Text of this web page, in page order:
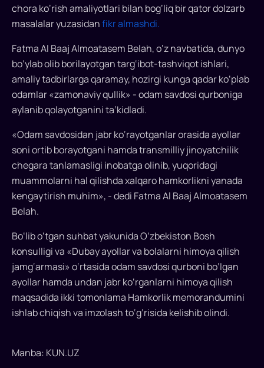
va
Dubay
odam
savdosi
qurboni
bo‘lgan
ayollar
himoyasi
bo‘yicha
memorandum
imzolaydi
O‘zbekiston
Bosh
konsulligi
diplomatlari
«Dubay
ayollar
himoya
qilish
chora ko‘rish amaliyotlari bilan bog‘liq bir qator dolzarb
masalalar yuzasidanfikr almashdi.
Fatma Al Baaj Almoatasem Belah, o‘z navbatida, dunyo
bo‘ylab olib borilayotgan targ‘ibot-tashviqot ishlari,
amaliy tadbirlarga qaramay, hozirgi kunga qadar ko‘plab
odamlar «zamonaviy qullik» - odam savdosi qurboniga
aylanib qolayotganini ta’kidladi.
«Odam savdosidan jabr ko‘rayotganlar orasida ayollar
soni ortib borayotgani hamda transmilliy jinoyatchilik
chegara tanlamasligi inobatga olinib, yuqoridagi
muammolarni hal qilishda xalqaro hamkorlikni yanada
kengaytirish muhim», - dedi Fatma Al Baaj Almoatasem
Belah.
Bo‘lib o‘tgan suhbat yakunida O‘zbekiston Bosh
konsulligi va «Dubay ayollar va bolalarni himoya qilish
jamg‘armasi» o‘rtasida odam savdosi qurboni bo‘lgan
ayollar hamda undan jabr ko‘rganlarni himoya qilish
maqsadida ikki tomonlama Hamkorlik memorandumini
ishlab chiqish va imzolash to‘g‘risida kelishib olindi.
Manba: KUN.UZ